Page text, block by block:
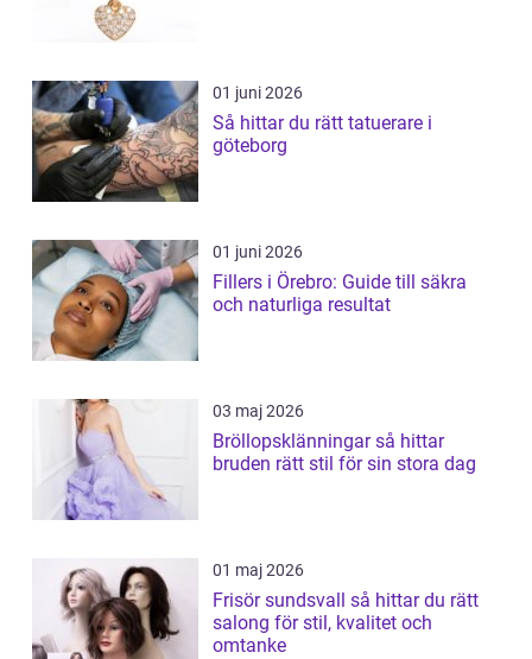
01 juni 2026
Så hittar du rätt tatuerare i
göteborg
01 juni 2026
Fillers i Örebro: Guide till säkra
och naturliga resultat
03 maj 2026
Bröllopsklänningar så hittar
bruden rätt stil för sin stora dag
01 maj 2026
Frisör sundsvall så hittar du rätt
salong för stil, kvalitet och
omtanke